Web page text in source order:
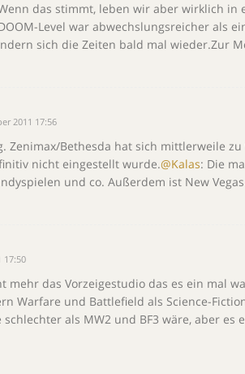
Wenn das stimmt, leben wir aber wirklich
Level war abwechslungsreicher als
sich die Zeiten bald mal wieder.Zur
2011 17:56
Zenimax/Bethesda hat sich mittlerweile
nicht eingestellt wurde.@Kalas: Die
und co. Außerdem ist New
17:50
mehr das Vorzeigestudio das es ein mal
Warfare und Battlefield als Science-
schlechter als MW2 und BF3 wäre, aber es